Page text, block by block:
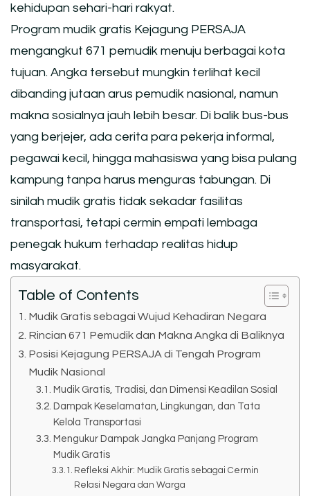
kehidupan sehari-hari rakyat.
Program mudik gratis Kejagung PERSAJA
mengangkut 671 pemudik menuju berbagai kota
tujuan. Angka tersebut mungkin terlihat kecil
dibanding jutaan arus pemudik nasional, namun
makna sosialnya jauh lebih besar. Di balik bus-bus
yang berjejer, ada cerita para pekerja informal,
pegawai kecil, hingga mahasiswa yang bisa pulang
kampung tanpa harus menguras tabungan. Di
sinilah mudik gratis tidak sekadar fasilitas
transportasi, tetapi cermin empati lembaga
penegak hukum terhadap realitas hidup
masyarakat.
Table of Contents
Mudik Gratis sebagai Wujud Kehadiran Negara
Rincian 671 Pemudik dan Makna Angka di Baliknya
Posisi Kejagung PERSAJA di Tengah Program
Mudik Nasional
Mudik Gratis, Tradisi, dan Dimensi Keadilan Sosial
Dampak Keselamatan, Lingkungan, dan Tata
Kelola Transportasi
Mengukur Dampak Jangka Panjang Program
Mudik Gratis
Refleksi Akhir: Mudik Gratis sebagai Cermin
Relasi Negara dan Warga